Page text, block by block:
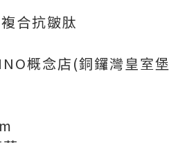
合抗皺肽
概念店(銅鑼灣皇室堡